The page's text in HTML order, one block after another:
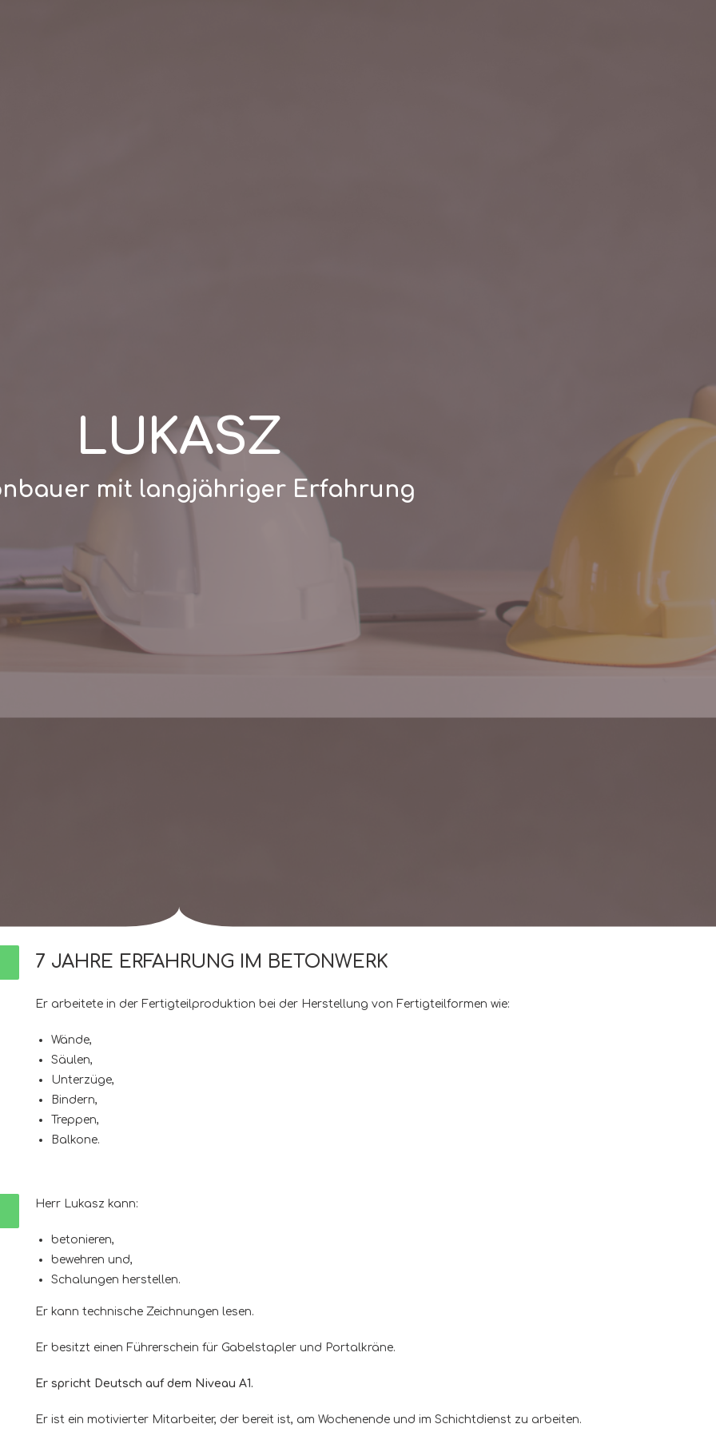
LUKASZ
mit langjähriger Erfahrung
7 JAHRE ERFAHRUNG IM BETONWERK
Er arbeitete in der Fertigteilproduktion bei der Herstellung von Fertigteilformen wie:
Wände,
Säulen,
Unterzüge,
Bindern,
Treppen,
Balkone.
Herr Lukasz kann:
betonieren,
bewehren und,
Schalungen herstellen.
Er kann technische Zeichnungen lesen.
Er besitzt einen Führerschein für Gabelstapler und Portalkräne.
Er spricht Deutsch auf dem Niveau A1.
Er ist ein motivierter Mitarbeiter, der bereit ist, am Wochenende und im Schichtdienst zu arbeiten.